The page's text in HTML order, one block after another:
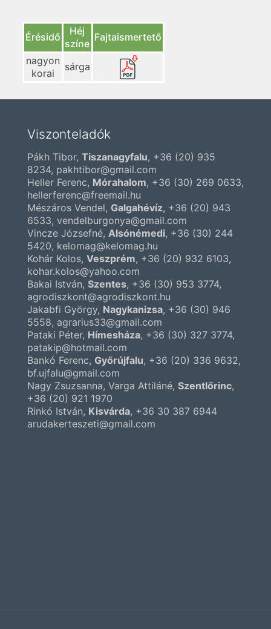
Érésidő
Héj
színe
Fajtaismertető
nagyon
korai
sárga
Viszonteladók
Pákh Tibor, Tiszanagyfalu, +36 (20) 935
8234, pakhtibor@gmail.com
Heller Ferenc, Mórahalom, +36 (30) 269 0633,
hellerferenc@freemail.hu
Mészáros Vendel, Galgahévíz, +36 (20) 943
6533, vendelburgonya@gmail.com
Vincze Józsefné, Alsónémedi, +36 (30) 244
5420, kelomag@kelomag.hu
Kohár Kolos, Veszprém, +36 (20) 932 6103,
kohar.kolos@yahoo.com
Bakai István, Szentes, +36 (30) 953 3774,
agrodiszkont@agrodiszkont.hu
Jakabfi György, Nagykanizsa, +36 (30) 946
5558, agrarius33@gmail.com
Pataki Péter, Hímesháza, +36 (30) 327 3774,
patakip@hotmail.com
Bankó Ferenc, Győrújfalu, +36 (20) 336 9632,
bf.ujfalu@gmail.com
Nagy Zsuzsanna, Varga Attiláné, Szentlőrinc,
+36 (20) 921 1970
Rinkó István, Kisvárda, +36 30 387 6944
arudakerteszeti@gmail.com